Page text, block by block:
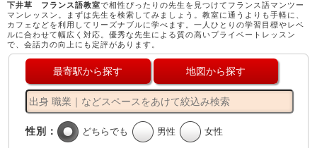
下井草 フランス語教室で相性ぴったりの先生を見つけてフランス語マンツー
マンレッスン。まずは先生を検索してみましょう。教室に通うよりも手軽に、
カフェなどを利用してリーズナブルに学べます。一人ひとりの学習目標やレベ
ルに合わせて幅広く対応。優秀な先生による質の高いプライベートレッスン
で、会話力の向上にも定評があります。
最寄駅から探す 地図から探す
性別： どちらでも 男性 女性